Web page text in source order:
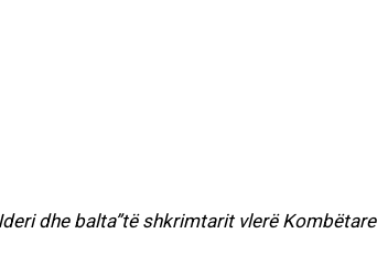
dhe balta”të shkrimtarit vlerë Kombëtare